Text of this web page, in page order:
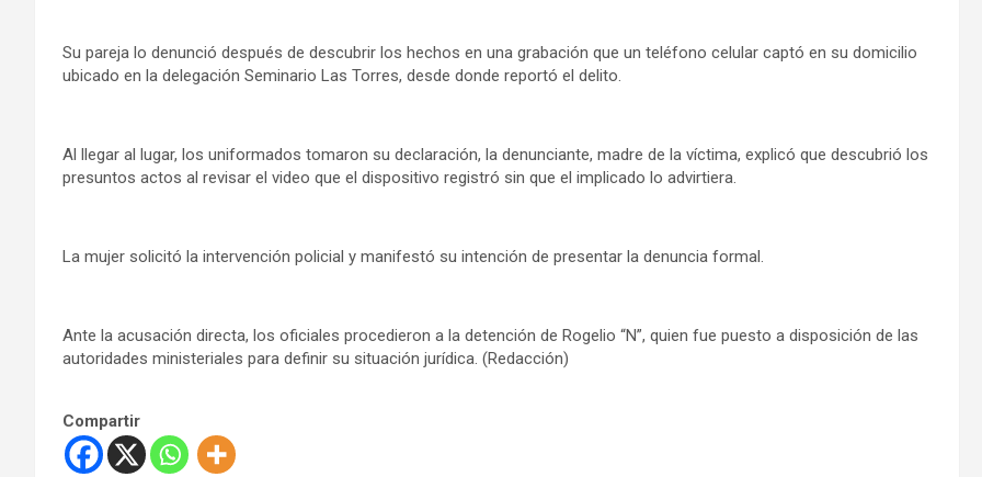
Su pareja lo denunció después de descubrir los hechos en una grabación que un teléfono celular captó en su domicilio
ubicado en la delegación Seminario Las Torres, desde donde reportó el delito.
Al llegar al lugar, los uniformados tomaron su declaración, la denunciante, madre de la víctima, explicó que descubrió los
presuntos actos al revisar el video que el dispositivo registró sin que el implicado lo advirtiera.
La mujer solicitó la intervención policial y manifestó su intención de presentar la denuncia formal.
Ante la acusación directa, los oficiales procedieron a la detención de Rogelio “N”, quien fue puesto a disposición de las
autoridades ministeriales para definir su situación jurídica. (Redacción)
Compartir